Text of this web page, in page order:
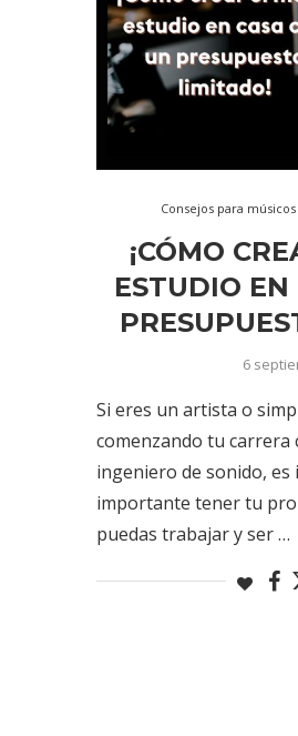
Consejos para músicos
¡CÓMO
ESTUDIO EN
6
Si eres un artista o
comenzando tu
ingeniero de sonido, es
importante tener tu
puedas trabajar y ser …